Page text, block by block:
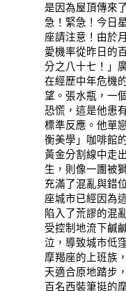
是因為屋頂傳來
急！緊急！今日
座請注意！由於
愛機率從昨日的
分之八十七！」
在經歷中年危機
望。張水瓶，一
恐慌，這是他患
標準反應。他單
衡美學」咖啡館
黃金分割線中走
生，則像一團被
充滿了混亂與錯
座城市已經因為
陷入了荒謬的混
受控制地流下鹹
泣，導致城市低
摩羯座的上班族
天適合原地踏步
百名西裝筆挺的